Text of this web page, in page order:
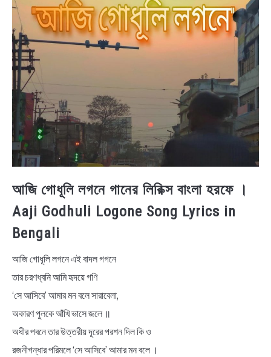
BENGALI STORIES
আজি গোধূলি লগনে গানের লিরিক্স বাংলা হরফে ।
Aaji Godhuli Logone Song Lyrics in
Bengali
আজি গোধূলি লগনে এই বাদল গগনে
তার চরণধ্বনি আমি হৃদয়ে গণি
‘সে আসিবে’ আমার মন বলে সারাবেলা,
অকারণ পুলকে আঁখি ভাসে জলে ॥
অধীর পবনে তার উত্তরীয় দূরের পরশন দিল কি ও
রজনীগন্ধার পরিমলে ‘সে আসিবে’ আমার মন বলে ।